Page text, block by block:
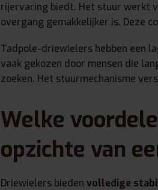
rijervaring biedt. Het stuur werkt
overgang gemakkelijker is. Deze
Tadpole-driewielers hebben een
vaak gekozen door mensen die
zoeken. Het stuurmechanisme
Welke
opzichte van
Driewielers bieden volledige